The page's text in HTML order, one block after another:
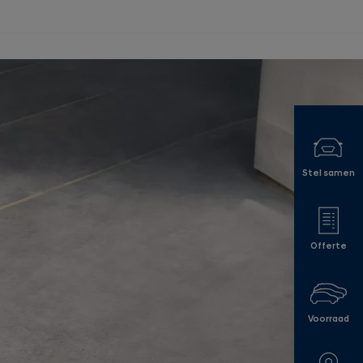
Stel samen
Offerte
Voorraad